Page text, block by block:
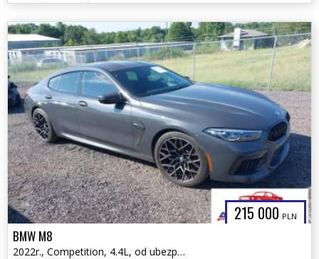
215 000 PLN
BMW M8
2022r., Competition, 4.4L, od ubezpieczalni